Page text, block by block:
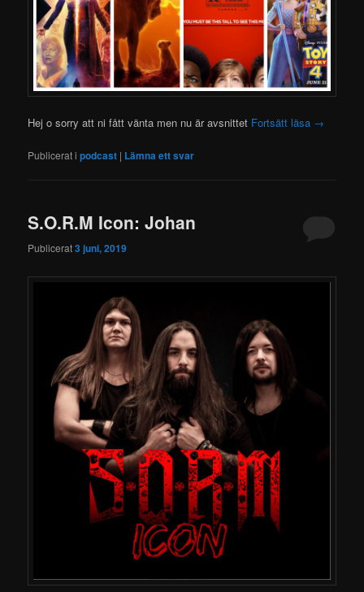
Hej o sorry att ni fått vänta men nu är avsnittet Fortsätt läsa →
Publicerat i podcast | Lämna ett svar
S.O.R.M Icon: Johan
Publicerat3 juni, 2019